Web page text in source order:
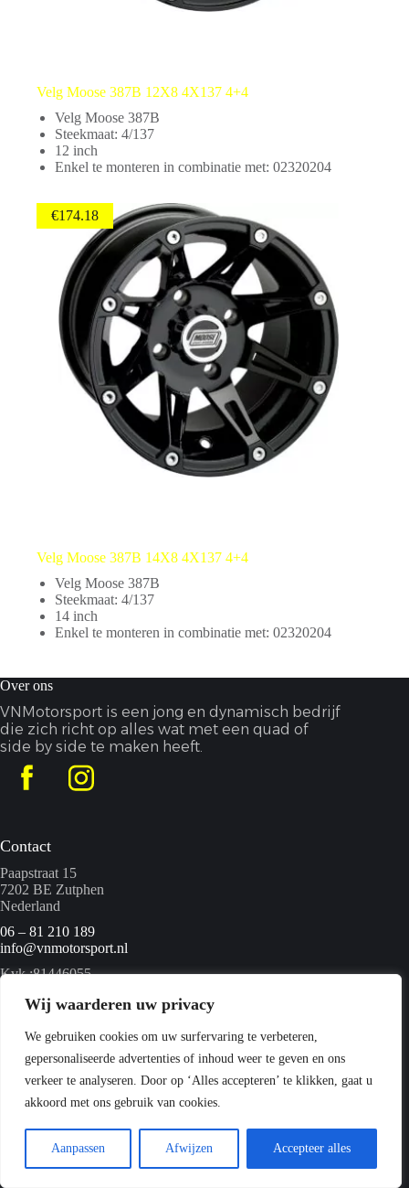
Wij waarderen uw privacy
We gebruiken cookies om uw surfervaring te verbeteren,
gepersonaliseerde advertenties of inhoud weer te geven en ons
verkeer te analyseren. Door op ‘Alles accepteren’ te klikken, gaat u
akkoord met ons gebruik van cookies.
Aanpassen Afwijzen Accepteer alles
Velg Moose 387B 12X8 4X137 4+4
Velg Moose 387B
Steekmaat: 4/137
12 inch
Enkel te monteren in combinatie met: 02320204
Velg Moose 387B 14X8 4X137 4+4
€174.18
Velg Moose 387B
Steekmaat: 4/137
14 inch
Enkel te monteren in combinatie met: 02320204
Over ons
VNMotorsport is een jong en dynamisch bedrijf
die zich richt op alles wat met een quad of
side by side te maken heeft.
Contact
Paapstraat 15
7202 BE Zutphen
Nederland
06 – 81 210 189
info@vnmotorsport.nl
Kvk :81446055
Menu
Home
Quads
Over ons